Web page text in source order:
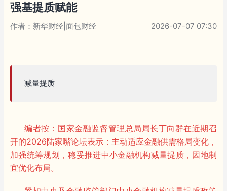
强基提质赋能
作者：新华财经|面包财经 2026-07-07 07:30
减量提质
编者按：国家金融监督管理总局局长丁向群在近期召
开的2026陆家嘴论坛表示：主动适应金融供需格局变化，
加强统筹规划，稳妥推进中小金融机构减量提质，因地制
宜优化布局。